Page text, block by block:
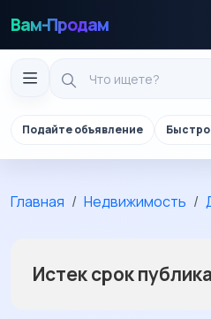
Вам-Продам
Подайте объявление
Главная Недвижимость
Истек срок